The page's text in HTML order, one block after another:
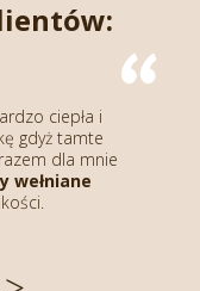
wspaniały cieplutki
do ciała polecam
popieli u mnie
się idealnie do sypialni.